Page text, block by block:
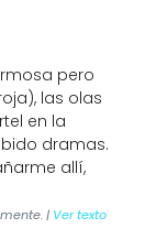
pero
las olas
en la
dramas.
allí,
| Ver texto